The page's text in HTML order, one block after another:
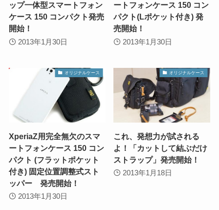
ップ一体型スマートフォン
ケース 150 コンパクト発売
開始！
2013年1月30日
ートフォンケース 150 コン
パクト(Lポケット付き) 発
売開始！
2013年1月30日
オリジナルケース
XperiaZ用完全無欠のスマ
ートフォンケース 150 コン
パクト (フラットポケット
付き) 固定位置調整式スト
ッパー 発売開始！
2013年1月30日
オリジナルケース
これ、発想力が試される
よ！「カットして結ぶだけ
ストラップ」発売開始！
2013年1月18日